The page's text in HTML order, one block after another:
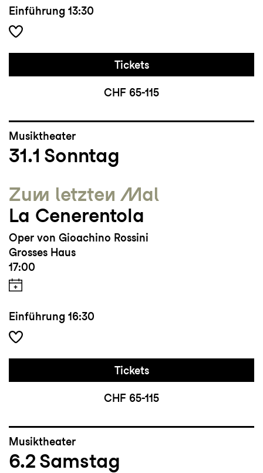
Einführung 13:30
Tickets
CHF 65-115
Musiktheater
31.1 Sonntag
Zum letzten Mal
La Cenerentola
Oper von Gioachino Rossini
Grosses Haus
17:00
Einführung 16:30
Tickets
CHF 65-115
Musiktheater
6.2 Samstag